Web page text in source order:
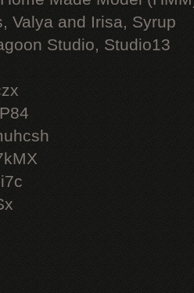
Valya and Irisa, Syrup
Studio, Studio13